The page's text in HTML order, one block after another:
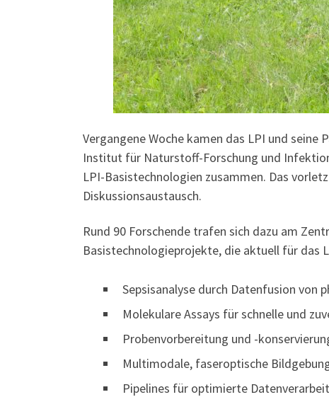
Vergangene Woche kamen das LPI und
Institut für Naturstoff-Forschung und
LPI-Basistechnologien zusammen. Das
Diskussionsaustausch.
Rund 90 Forschende trafen sich dazu am
Basistechnologieprojekte, die aktuell für das
Sepsisanalyse durch Datenfusion von
Molekulare Assays für schnelle und
Probenvorbereitung und -
Multimodale, faseroptische
Pipelines für optimierte